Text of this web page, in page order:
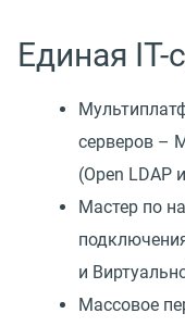
Единая IT-
серверов –
(Open LDAP
Мастер по
и
Массовое